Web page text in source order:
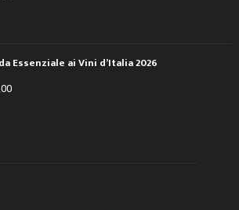
Essenziale ai Vini d’Italia 2026